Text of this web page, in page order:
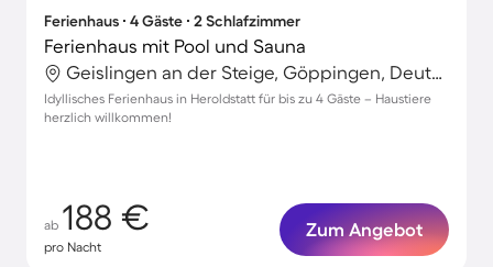
Ferienhaus ∙ 4 Gäste ∙ 2 Schlafzimmer
Ferienhaus mit Pool und Sauna
Geislingen an der Steige, Göppingen, Deutschland
Idyllisches Ferienhaus in Heroldstatt für bis zu 4 Gäste – Haustiere
herzlich willkommen!
ab 188 €
pro Nacht
Zum Angebot